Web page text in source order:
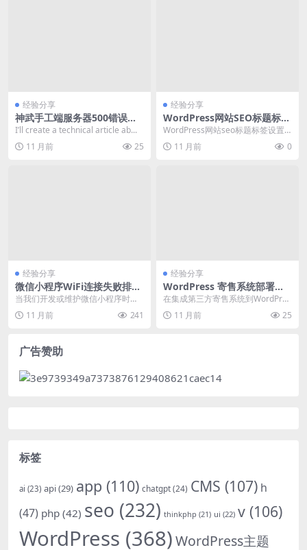
经验分享
神武手工端服务器500错误排
查与解决实战指南
I’ll create a technical article ab...
11 月前
25
经验分享
WordPress网站SEO标题标签
设置教程
WordPress网站seo标题标签设置
是提升网站在搜索引擎中排名的重
要环节。S...
11 月前 0
经验分享
微信小程序WiFi连接失败排查
与解决方法
当我们开发或维护微信小程序时，
用户偶尔会遇到无法连接到指定wifi
的问题。这种故...
11 月前 241
经验分享
WordPress 寄售系统部署与
故障排查
在集成第三方寄售系统到WordPres
s网站时，开发者常遇到api认证失
败、订单...
11 月前 25
广告赞助
标签
ai (23) api(29) app (110) chatgpt(24) CMS (107) h
(47) php (42) seo (232) thinkphp (21) ui (22) v (106)
WordPress (368)WordPress主题